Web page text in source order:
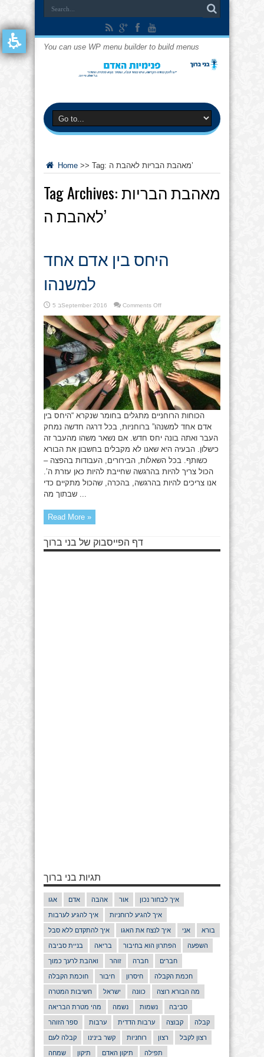
You can use WP menu builder to build menus
Home >> Tag: מאהבת הבריות לאהבת ה’
Tag Archives:מאהבת הבריות
לאהבת ה’
היחס בין אדם אחד
למשנהו
5 בSeptember 2016 Comments Offon
בין
אדם
אחד
למשנהו
הכוחות הרוחניים מתגלים בחומר שנקרא “היחס בין
אדם אחד למשנהו” ברוחניות, בכל דרגה חדשה נמחק
העבר ואתה בונה יחס חדש. אם נשאר משהו מהעבר זה
כישלון. הבעיה היא שאנו לא מקבלים בחשבון את הבורא
כשותף. בכל השאלות, הבירורים, העבודות בהפצה –
הכול צריך להיות בהרגשה שחייבת להיות כאן עזרת ה’.
אנו צריכים להיות בהרגשה, בהכרה, שהכול מתקיים כדי
שבתוך מה ...
Read More »
דף הפייסבוק של בני ברוך
תגיות בני ברוך
אגו אדם אהבה אור איך לבחור נכון
איך להגיע לערבות איך להגיע לרוחניות
איך להתקדם ללא סבל איך לנצח את האגו אני בורא
בניית סביבה בריאה הפתרון הוא בחיבור השפעה
ואהבת לרעך כמוך זוהר חברה חברים
חוכמת הקבלה חיבור חיסרון חכמת הקבלה
חשיבות המטרה ישראל כוונה מה הבורא רוצה
מהי מטרת הבריאה נשמה נשמות סביבה
ספר הזוהר ערבות ערבות הדדית קבוצה קבלה
קבלה לעם קשר בינינו רוחניות רצון רצון לקבל
שמחה תיקון תיקון האדם תפילה